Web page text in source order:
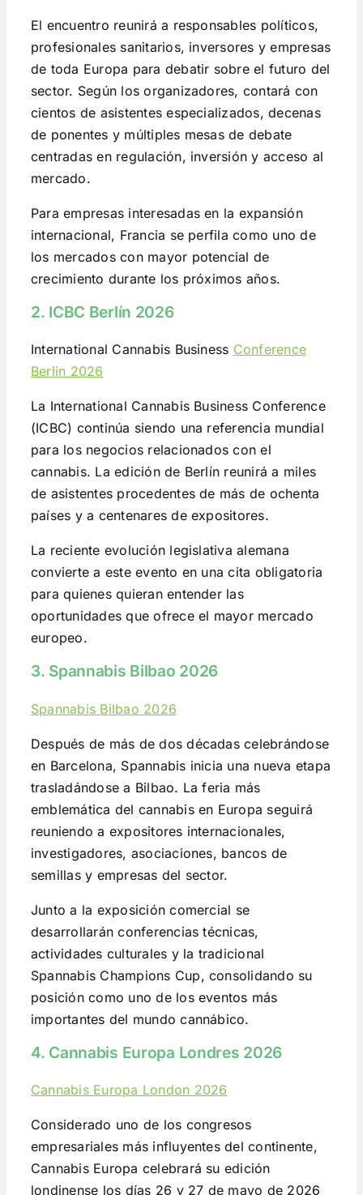
El encuentro reunirá a responsables políticos,
profesionales sanitarios, inversores y empresas
de toda Europa para debatir sobre el futuro del
sector. Según los organizadores, contará con
cientos de asistentes especializados, decenas
de ponentes y múltiples mesas de debate
centradas en regulación, inversión y acceso al
mercado.
Para empresas interesadas en la expansión
internacional, Francia se perfila como uno de
los mercados con mayor potencial de
crecimiento durante los próximos años.
2. ICBC Berlín 2026
International Cannabis Business Conference
Berlin 2026
La International Cannabis Business Conference
(ICBC) continúa siendo una referencia mundial
para los negocios relacionados con el
cannabis. La edición de Berlín reunirá a miles
de asistentes procedentes de más de ochenta
países y a centenares de expositores.
La reciente evolución legislativa alemana
convierte a este evento en una cita obligatoria
para quienes quieran entender las
oportunidades que ofrece el mayor mercado
europeo.
3. Spannabis Bilbao 2026
Spannabis Bilbao 2026
Después de más de dos décadas celebrándose
en Barcelona, Spannabis inicia una nueva etapa
trasladándose a Bilbao. La feria más
emblemática del cannabis en Europa seguirá
reuniendo a expositores internacionales,
investigadores, asociaciones, bancos de
semillas y empresas del sector.
Junto a la exposición comercial se
desarrollarán conferencias técnicas,
actividades culturales y la tradicional
Spannabis Champions Cup, consolidando su
posición como uno de los eventos más
importantes del mundo cannábico.
4. Cannabis Europa Londres 2026
Cannabis Europa London 2026
Considerado uno de los congresos
empresariales más influyentes del continente,
Cannabis Europa celebrará su edición
londinense los días 26 y 27 de mayo de 2026